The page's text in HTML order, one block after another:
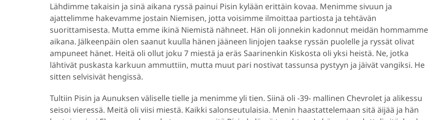
Lähdimme takaisin ja sinä aikana ryssä painui Pisin kylään erittäin kovaa. Menimme sivuun ja
ajattelimme hakevamme jostain Niemisen, jotta voisimme ilmoittaa partiosta ja tehtävän
suorittamisesta. Mutta emme ikinä Niemistä nähneet. Hän oli jonnekin kadonnut meidän hommamme
aikana. Jälkeenpäin olen saanut kuulla hänen jääneen linjojen taakse ryssän puolelle ja ryssät olivat
ampuneet hänet. Heitä oli ollut joku 7 miestä ja eräs Saarinenkin Kiskosta oli yksi heistä. Ne, jotka
lähtivät puskasta karkuun ammuttiin, mutta muut pari nostivat tassunsa pystyyn ja jäivät vangiksi. He
sitten selvisivät hengissä.
Tultiin Pisin ja Aunuksen väliselle tielle ja menimme yli tien. Siinä oli -39- mallinen Chevrolet ja alikessu
seisoi vieressä. Meitä oli viisi miestä. Kaikki salonseutulaisia. Menin haastattelemaan sitä äijää ja hän